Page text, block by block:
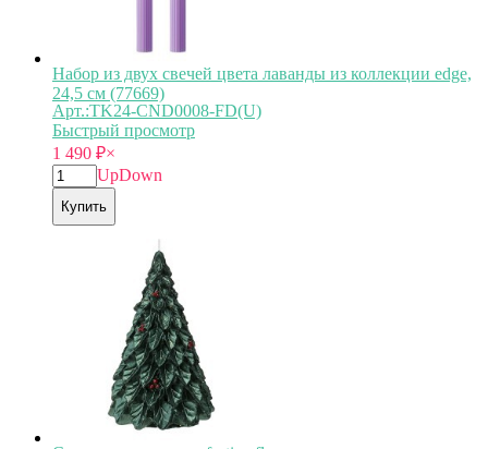
Набор из двух свечей цвета лаванды из коллекции edge,
24,5 см (77669)
Арт.:TK24-CND0008-FD(U)
Быстрый просмотр
1 490 ₽×
UpDown
Купить